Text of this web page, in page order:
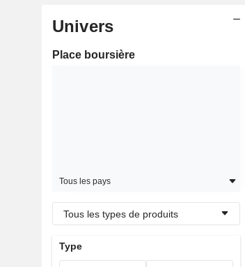
Univers
Place boursière
Tous les pays
Tous les types de produits
Type